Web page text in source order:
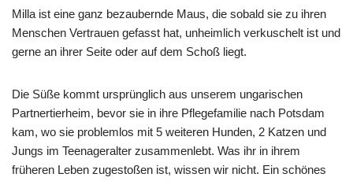
Milla ist eine ganz bezaubernde Maus, die sobald sie zu ihren
Menschen Vertrauen gefasst hat, unheimlich verkuschelt ist und
gerne an ihrer Seite oder auf dem Schoß liegt.
Die Süße kommt ursprünglich aus unserem ungarischen
Partnertierheim, bevor sie in ihre Pflegefamilie nach Potsdam
kam, wo sie problemlos mit 5 weiteren Hunden, 2 Katzen und
Jungs im Teenageralter zusammenlebt. Was ihr in ihrem
früheren Leben zugestoßen ist, wissen wir nicht. Ein schönes